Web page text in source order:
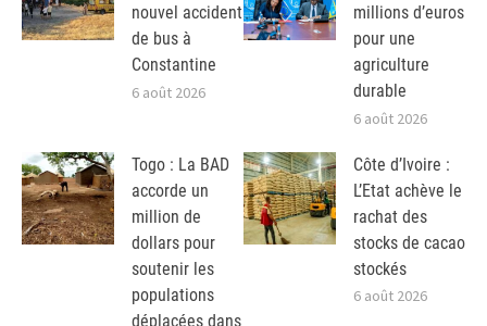
nouvel accident
de bus à
Constantine
6 août 2026
millions d’euros
pour une
agriculture
durable
6 août 2026
Togo : La BAD
accorde un
million de
dollars pour
soutenir les
populations
déplacées dans
Côte d’Ivoire :
L’Etat achève le
rachat des
stocks de cacao
stockés
6 août 2026